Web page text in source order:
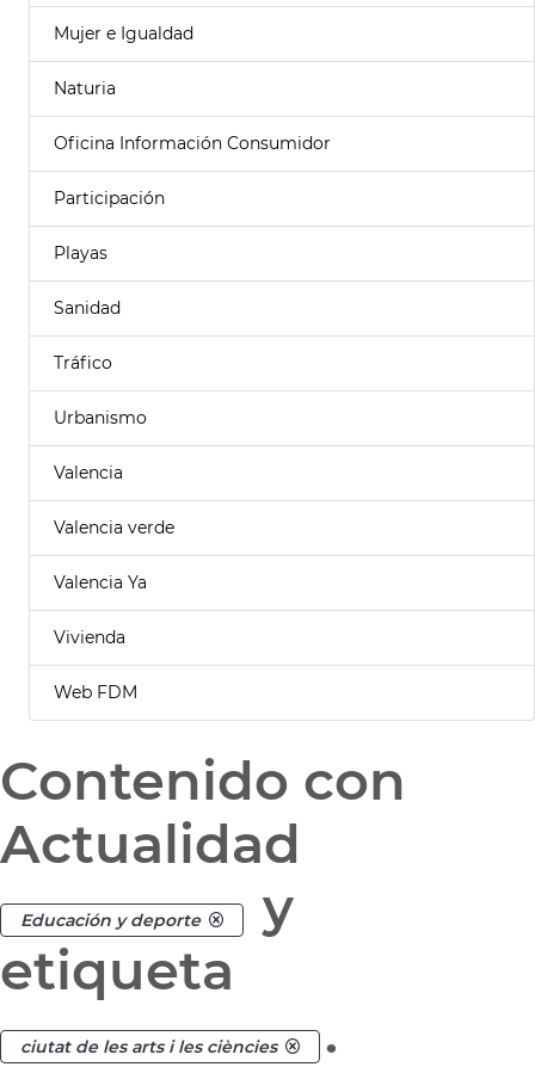
Mujer e Igualdad
Naturia
Oficina Información Consumidor
Participación
Playas
Sanidad
Tráfico
Urbanismo
Valencia
Valencia verde
Valencia Ya
Vivienda
Web FDM
Contenido con
Actualidad
Educación y deporte
y
etiqueta
ciutat de les arts i les ciències .